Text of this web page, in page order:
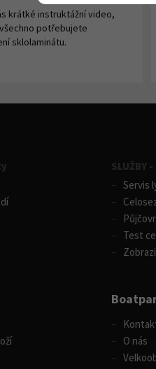
krátké instruktážní video,
potřebujete
sklolaminátu.
SLUŽBY
Servis
Test
O nás